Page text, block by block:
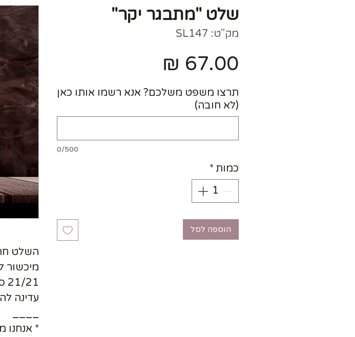
השלט
מיכשור
עדינה
* אנחנו
שלט "מתבגר יקר"
מק"ט: SL147
תרצו משפט משלכם? אנא רשמו אותו כאן
(לא חובה)
0/500
כמות *
הוספה לסל